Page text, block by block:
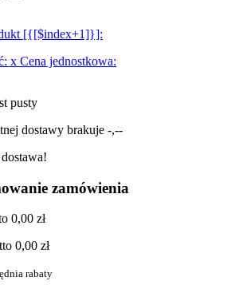
[{[$index+1]}]:
x Cena jednostkowa:
pusty
dostawy brakuje -,--
zamówienia
0,00 zł
0,00 zł
rabaty